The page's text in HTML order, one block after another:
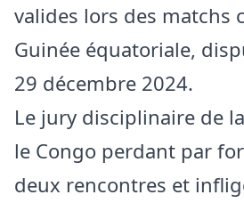
valides lors des matchs
Guinée équatoriale,
29 décembre 2024.
Le jury disciplinaire de
le Congo perdant par
deux rencontres et